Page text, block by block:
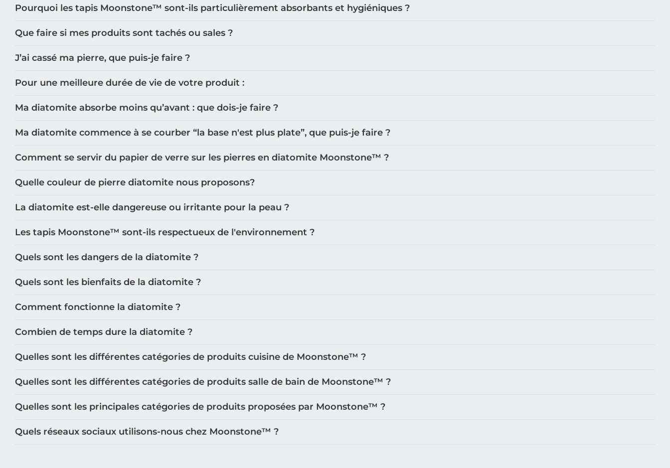
Pourquoi les tapis Moonstone™️ sont-ils particulièrement absorbants et hygiéniques ?
Que faire si mes produits sont tachés ou sales ?
J’ai cassé ma pierre, que puis-je faire ?
Pour une meilleure durée de vie de votre produit :
Ma diatomite absorbe moins qu’avant : que dois-je faire ?
Ma diatomite commence à se courber “la base n'est plus plate”, que puis-je faire ?
Comment se servir du papier de verre sur les pierres en diatomite Moonstone™️ ?
Quelle couleur de pierre diatomite nous proposons?
La diatomite est-elle dangereuse ou irritante pour la peau ?
Les tapis Moonstone™️ sont-ils respectueux de l'environnement ?
Quels sont les dangers de la diatomite ?
Quels sont les bienfaits de la diatomite ?
Comment fonctionne la diatomite ?
Combien de temps dure la diatomite ?
Quelles sont les différentes catégories de produits cuisine de Moonstone™️ ?
Quelles sont les différentes catégories de produits salle de bain de Moonstone™️ ?
Quelles sont les principales catégories de produits proposées par Moonstone™️ ?
Quels réseaux sociaux utilisons-nous chez Moonstone™️ ?